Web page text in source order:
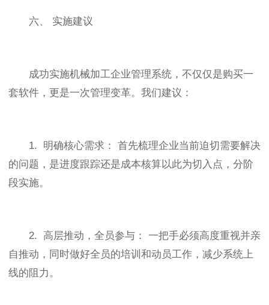
六、 实施建议
成功实施机械加工企业管理系统，不仅仅是购买一
套软件，更是一次管理变革。我们建议：
1. 明确核心需求： 首先梳理企业当前迫切需要解决
的问题，是进度跟踪还是成本核算以此为切入点，分阶
段实施。
2. 高层推动，全员参与： 一把手必须高度重视并亲
自推动，同时做好全员的培训和动员工作，减少系统上
线的阻力。